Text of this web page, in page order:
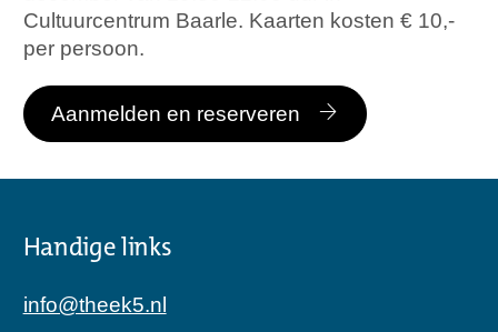
Cultuurcentrum Baarle. Kaarten kosten € 10,-
per persoon.
Aanmelden en reserveren
Handige links
info@theek5.nl